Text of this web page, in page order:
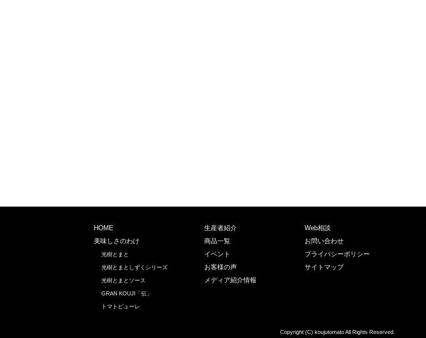
HOME
美味しさのわけ
光樹とまと
光樹とまとしずくシリーズ
光樹とまとソース
GRAN KOUJI「伝」
トマトピューレ
生産者紹介
商品一覧
イベント
お客様の声
メディア紹介情報
Web相談
お問い合わせ
プライバシーポリシー
サイトマップ
Copyright (C) koujutomato All Rights Reserved.